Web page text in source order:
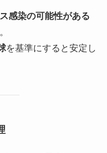
感染の可能性がある
を基準にすると安定し